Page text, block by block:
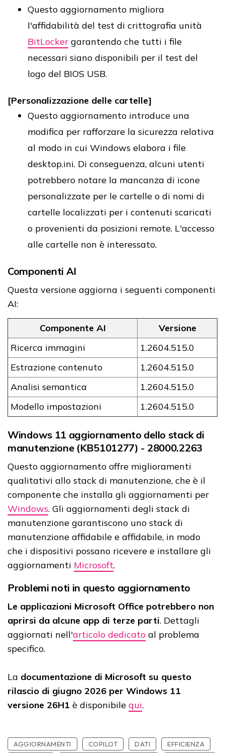
Questo aggiornamento migliora
l'affidabilità del test di crittografia unità
BitLocker garantendo che tutti i file
necessari siano disponibili per il test del
logo del BIOS USB.
[Personalizzazione delle cartelle]
Questo aggiornamento introduce una
modifica per rafforzare la sicurezza relativa
al modo in cui Windows elabora i file
desktop.ini. Di conseguenza, alcuni utenti
potrebbero notare la mancanza di icone
personalizzate per le cartelle o di nomi di
cartelle localizzati per i contenuti scaricati
o provenienti da posizioni remote. L'accesso
alle cartelle non è interessato.
Componenti AI
Questa versione aggiorna i seguenti componenti
AI:
Componente AI
Versione
Ricerca immagini
1.​​​​​​​2604.515.0
Estrazione contenuto
1.​​​​​​​2604.515.0
Analisi semantica
1.​​​​​​​2604.515.0
Modello impostazioni
1.​​​​​​​2604.515.0
Windows 11 aggiornamento dello stack di
manutenzione (KB5101277) - 28000.2263
Questo aggiornamento offre miglioramenti
qualitativi allo stack di manutenzione, che è il
componente che installa gli aggiornamenti per
Windows. Gli aggiornamenti degli stack di
manutenzione garantiscono uno stack di
manutenzione affidabile e affidabile, in modo
che i dispositivi possano ricevere e installare gli
aggiornamenti Microsoft.
Problemi noti in questo aggiornamento
Le applicazioni Microsoft Office potrebbero non
aprirsi da alcune app di terze parti. Dettagli
aggiornati nell'articolo dedicato al problema
specifico.
La documentazione di Microsoft su questo
rilascio di giugno 2026 per Windows 11
versione 26H1 è disponibile qui.
AGGIORNAMENTI COPILOT DATI
EFFICIENZA